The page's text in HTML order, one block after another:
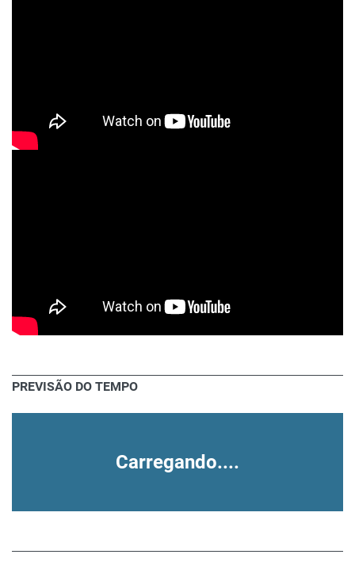
PREVISÃO DO TEMPO
Carregando....